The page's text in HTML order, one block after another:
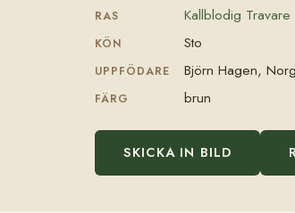
RAS Kallblodig Travare
KÖN Sto
UPPFÖDARE Björn Hagen,
FÄRG brun
SKICKA IN BILD